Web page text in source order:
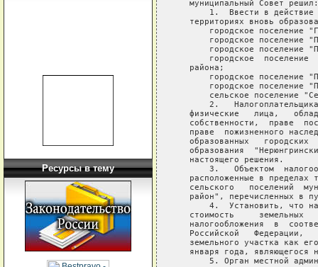
Ресурсы в тему
   муниципальный Совет решил:
1.  Ввести в
территориях вновь
городское поселение
городское поселение
городское поселение
городское  поселение
   района;
городское поселение
городское поселение
сельское поселение
2.
физические   лица,
собственности,  праве
праве  пожизненного
образованных   городских
образования
   настоящего решения.
3.   Объектом
расположенные в пределах
сельского   поселений
район", перечисленных в
4.  Установить, что
стоимость     земельных
налогообложения  в
Российской   Федерации,
земельного участка как
января года, являющегося
5. Орган местной